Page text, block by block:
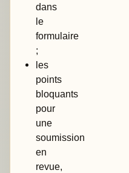
dans
le
formulaire
;
les
points
bloquants
pour
une
soumission
en
revue,